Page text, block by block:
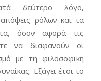
δεύτερο λόγο,
απόψεις ρόλων και τα
όσον αφορά τις
να διαφανούν οι
με τη φιλοσοφική
Εξάγει έτσι το